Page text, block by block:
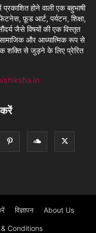
होने वाली एक बहुभाषी
फ़ूड आर्ट, पर्यटन, शिक्षा,
जैसे विषयों की एक विस्तृत
सामाजिक और आध्यात्मिक रूप से
शक्ति से जुड़ने के लिए प्रेरित
विज्ञापन About Us
Conditions